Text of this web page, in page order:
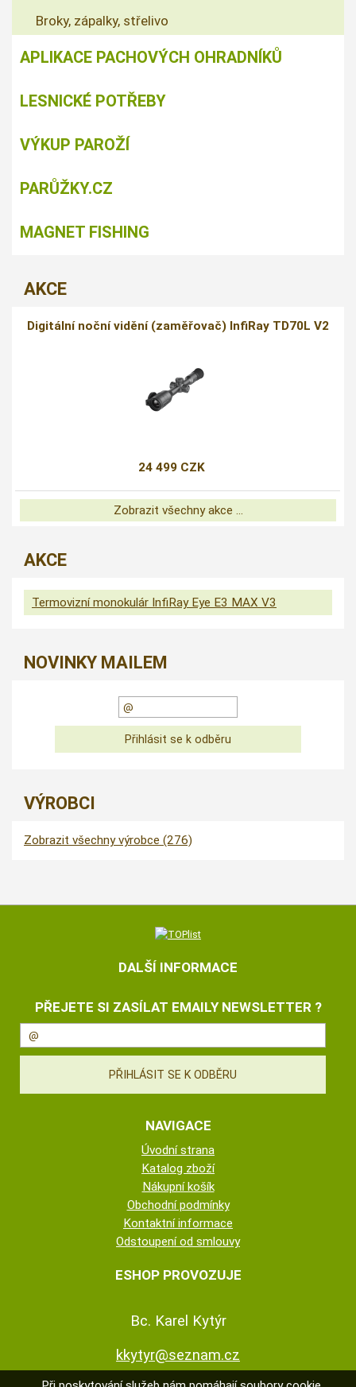
Broky, zápalky, střelivo
APLIKACE PACHOVÝCH OHRADNÍKŮ
LESNICKÉ POTŘEBY
VÝKUP PAROŽÍ
PARŮŽKY.CZ
MAGNET FISHING
AKCE
Digitální noční vidění (zaměřovač) InfiRay TD70L V2
24 499 CZK
Zobrazit všechny akce ...
AKCE
Termovizní monokulár InfiRay Eye E3 MAX V3
NOVINKY MAILEM
VÝROBCI
Zobrazit všechny výrobce (276)
DALŠÍ INFORMACE
PŘEJETE SI ZASÍLAT EMAILY NEWSLETTER ?
NAVIGACE
Úvodní strana
Katalog zboží
Nákupní košík
Obchodní podmínky
Kontaktní informace
Odstoupení od smlouvy
ESHOP PROVOZUJE
Bc. Karel Kytýr
kkytyr@seznam.cz